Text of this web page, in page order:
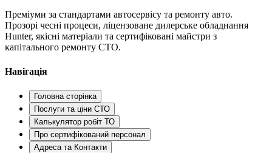
Преміуми за стандартами автосервісу та ремонту авто.
Прозорі чесні процеси, ліцензоване дилерське обладнання
Hunter, якісні матеріали та сертифіковані майстри з
капітального ремонту СТО.
Навігація
Головна сторінка
Послуги та ціни СТО
Калькулятор робіт ТО
Про сертифікований персонал
Адреса та Контакти